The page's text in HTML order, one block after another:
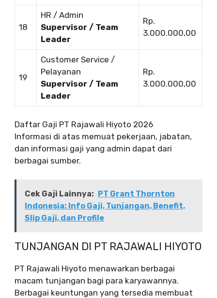
18
HR / Admin
Supervisor / Team
Leader
Rp.
3.000.000,00
19
Customer Service /
Pelayanan
Supervisor / Team
Leader
Rp.
3.000.000,00
Daftar Gaji PT Rajawali Hiyoto 2026
Informasi di atas memuat pekerjaan, jabatan,
dan informasi gaji yang admin dapat dari
berbagai sumber.
Cek Gaji Lainnya: PT Grant Thornton
Indonesia: Info Gaji, Tunjangan, Benefit,
Slip Gaji, dan Profile
TUNJANGAN DI PT RAJAWALI HIYOTO
PT Rajawali Hiyoto menawarkan berbagai
macam tunjangan bagi para karyawannya.
Berbagai keuntungan yang tersedia membuat